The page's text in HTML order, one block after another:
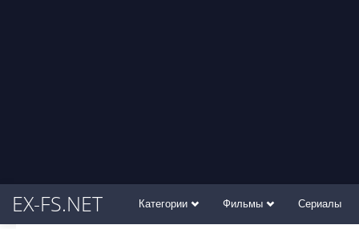
EX-FS.NET Категории Фильмы Сериалы